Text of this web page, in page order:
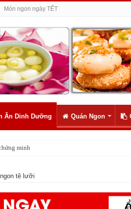
Món ngon ngày TẾT
Ăn Dinh Dưỡng Quán Ngon
tê lưỡi